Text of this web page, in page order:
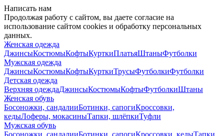
Написать нам
Продолжая работу с сайтом, вы даете согласие на
использование сайтом cookies и обработку персональных
данных.
Женская одежда
ДжинсыКостюмыКофтыКурткиПлатьяШтаныФутболки
Мужская одежда
ДжинсыКостюмыКофтыКурткиТрусыФутболкиФутболки
Детская одежда
Верхняя одеждаДжинсыКостюмыКофтыФутболкиШтаны
Женская обувь
Босоножки, сандалииБотинки, сапогиКроссовки,
кедыЛоферы, мокасиныТапки, шлёпкиТуфли
Мужская обувь